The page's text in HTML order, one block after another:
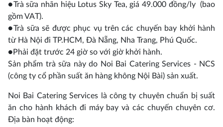
●Trà sữa nhãn hiệu Lotus Sky Tea, giá 49.000 đồng/ly (bao
gồm VAT).
●Trà sữa sẽ được phục vụ trên các chuyến bay khởi hành
từ Hà Nội đi TP.HCM, Đà Nẵng, Nha Trang, Phú Quốc.
●Phải đặt trước 24 giờ so với giờ khởi hành.
Sản phẩm trà sữa này do Noi Bai Catering Services - NCS
(công ty cổ phần suất ăn hàng không Nội Bài) sản xuất.
Noi Bai Catering Services là công ty chuyên chuẩn bị suất
ăn cho hành khách đi máy bay và các chuyến chuyên cơ.
Địa bàn hoạt động: